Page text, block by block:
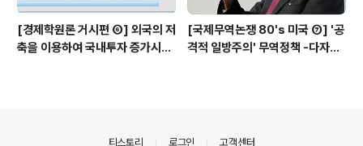
[경제학원론 거시편 ⑥] 외국의 저
축을 이용하여 국내투자 증가시키
[국제무역논쟁 80's 미국 ⑦] '공
격적 일방주의' 무역정책 -다자주
티스토리 로그인 고객센터